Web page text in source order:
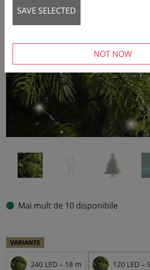
‹
Mai mult de 10 disponibile
VARIANTE
240 LED – 18 m 120 LED –
SAVE SELECTED
NOT NOW